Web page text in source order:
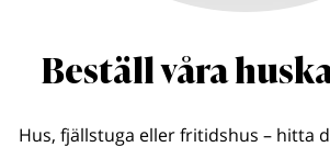
Beställ våra
Hus, fjällstuga eller fritidshus – hitta